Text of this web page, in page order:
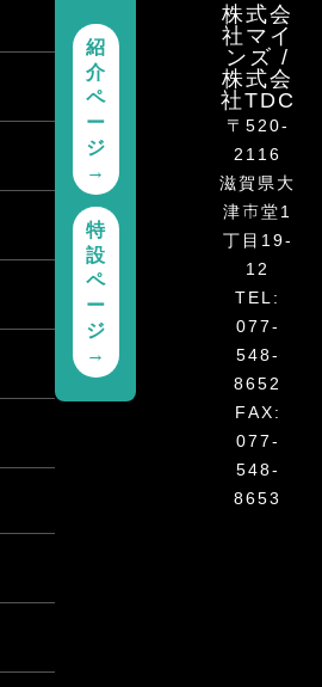
株式会
社マイ
ンズ /
株式会
社TDC
〒520-
2116
滋賀県大
津市堂1
丁目19-
12
TEL:
077-
548-
8652
FAX:
077-
548-
8653
紹
介
ペ
ー
ジ
→
特
設
ペ
ー
ジ
→